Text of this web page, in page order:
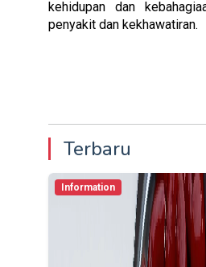
kehidupan dan
penyakit dan kekhawatiran.
Terbaru
Information